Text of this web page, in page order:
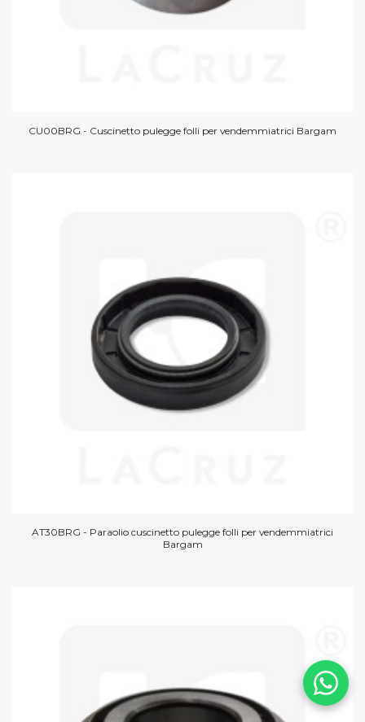
CU00BRG - Cuscinetto pulegge folli per vendemmiatrici Bargam
AT30BRG - Paraolio cuscinetto pulegge folli per vendemmiatrici
Bargam